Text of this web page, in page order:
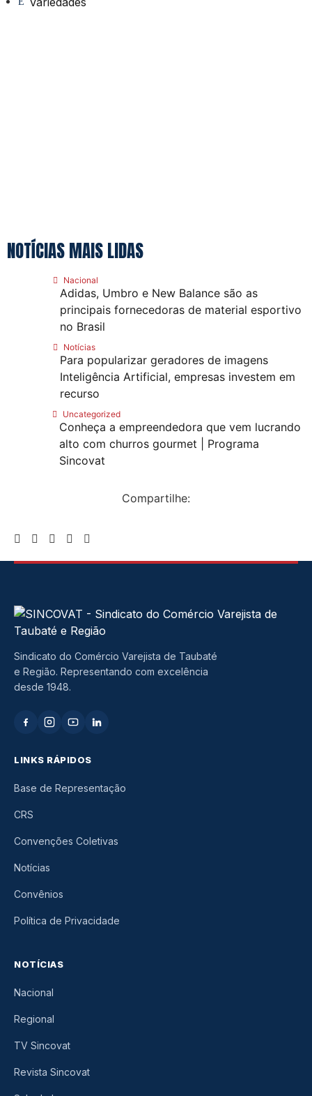
NOTÍCIAS MAIS LIDAS
Nacional
Adidas, Umbro e New Balance são as
principais fornecedoras de material esportivo
no Brasil
Notícias
Para popularizar geradores de imagens
Inteligência Artificial, empresas investem em
recurso
Uncategorized
Conheça a empreendedora que vem lucrando
alto com churros gourmet | Programa
Sincovat
Compartilhe:
Sindicato do Comércio Varejista de Taubaté
e Região. Representando com excelência
desde 1948.
LINKS RÁPIDOS
Base de Representação
CRS
Convenções Coletivas
Notícias
Convênios
Política de Privacidade
NOTÍCIAS
Nacional
Regional
TV Sincovat
Revista Sincovat